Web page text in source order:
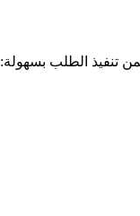
تنفيذ الطلب بسهولة: